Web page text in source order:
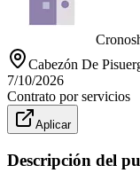
Cabezón De
7/10/2026
Contrato por servicios
Aplicar
Descripción del